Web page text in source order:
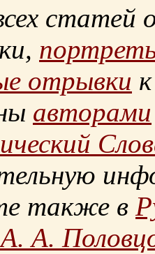
статей
отрывки
авторами
также в
А.